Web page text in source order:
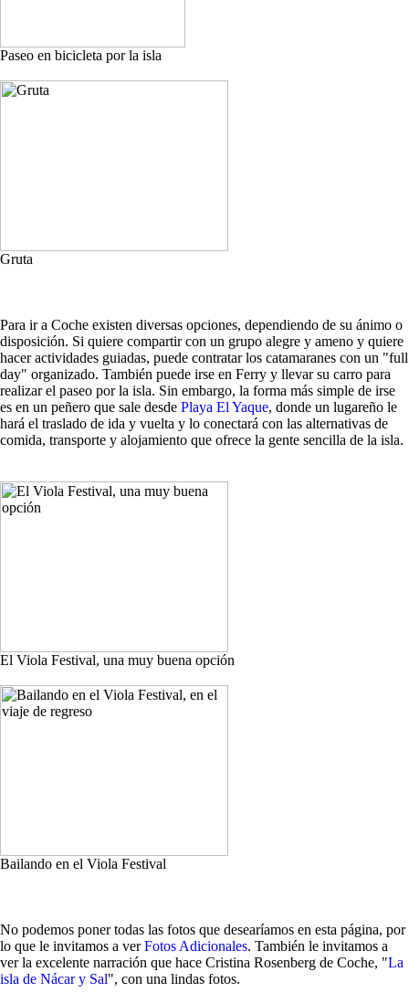
Paseo en bicicleta por la isla
Gruta
Para ir a Coche existen diversas opciones, dependiendo de su ánimo o
disposición. Si quiere compartir con un grupo alegre y ameno y quiere
hacer actividades guiadas, puede contratar los catamaranes con un "full
day" organizado. También puede irse en Ferry y llevar su carro para
realizar el paseo por la isla. Sin embargo, la forma más simple de irse
es en un peñero que sale desde Playa El Yaque, donde un lugareño le
hará el traslado de ida y vuelta y lo conectará con las alternativas de
comida, transporte y alojamiento que ofrece la gente sencilla de la isla.
El Viola Festival, una muy buena opción
Bailando en el Viola Festival
No podemos poner todas las fotos que desearíamos en esta página, por
lo que le invitamos a verFotos Adicionales. También le invitamos a
ver la excelente narración que hace Cristina Rosenberg de Coche, "La
isla de Nácar y Sal", con una lindas fotos.